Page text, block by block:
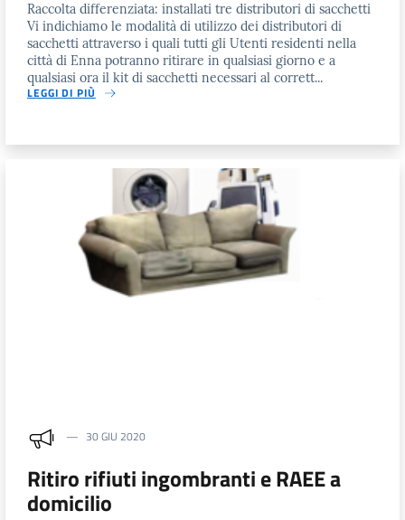
Raccolta differenziata: installati tre distributori di sacchetti
Vi indichiamo le modalità di utilizzo dei distributori di
sacchetti attraverso i quali tutti gli Utenti residenti nella
città di Enna potranno ritirare in qualsiasi giorno e a
qualsiasi ora il kit di sacchetti necessari al corrett...
LEGGI DI PIÙ
30 GIU 2020
Ritiro rifiuti ingombranti e RAEE a
domicilio